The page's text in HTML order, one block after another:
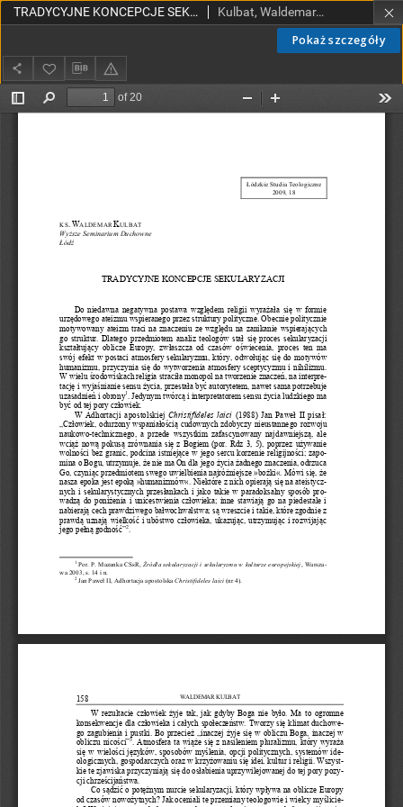
Pokaż szczegóły
TRADYCYJNE KONCEPCJE SEKULARYZACJI Kulbat, Waldemar, ks.